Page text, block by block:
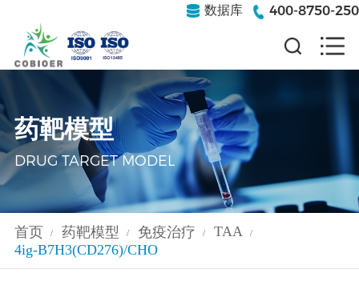
数据库 400-8750-250
药靶模型
DRUG TARGET MODEL
首页 / 药靶模型 / 免疫治疗 / TAA /
4ig-B7H3(CD276)/CHO